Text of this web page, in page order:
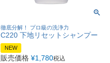
徹底分解！ プロ級の洗浄力
C220 下地リセットシャンプー
NEW
販売価格 ¥1,780税込